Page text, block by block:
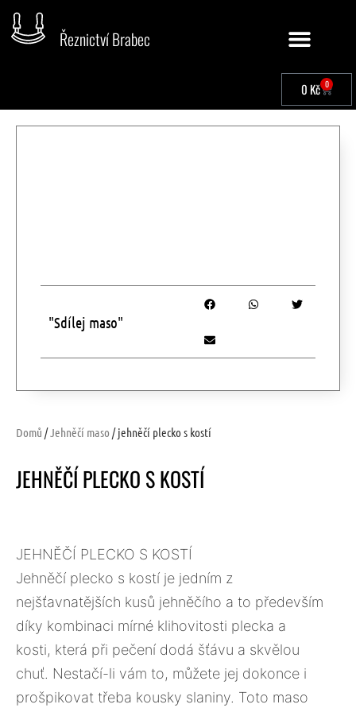
Řeznictví Brabec
0 Kč 0
Domů /Jehněčí maso / jehněčí plecko s kostí
JEHNĚČÍ PLECKO S KOSTÍ
JEHNĚČÍ PLECKO S KOSTÍ
Jehněčí plecko s kostí je jedním z
nejšťavnatějších kusů jehněčího a to především
díky kombinaci mírné klihovitosti plecka a
kosti, která při pečení dodá šťávu a skvělou
chuť. Nestačí-li vám to, můžete jej dokonce i
prošpikovat třeba kousky slaniny. Toto maso
"Sdílej maso"